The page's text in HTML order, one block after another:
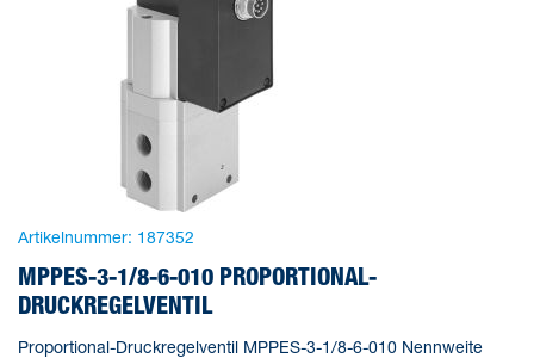
Artikelnummer: 187352
MPPES-3-1/8-6-010 PROPORTIONAL-
DRUCKREGELVENTIL
Proportional-Druckregelventil MPPES-3-1/8-6-010 Nennweite